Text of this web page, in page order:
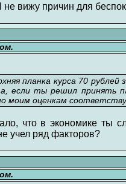
вижу причин для
планка курса 70
если ты решил принять
моим оценкам
что в экономике ты
учел ряд факторов?